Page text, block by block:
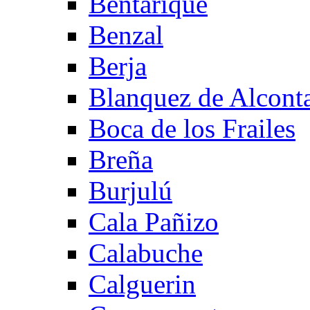
Benzal
Berja
Blanquez de
Boca de los Frailes
Breña
Burjulú
Cala Pañizo
Calabuche
Calguerin